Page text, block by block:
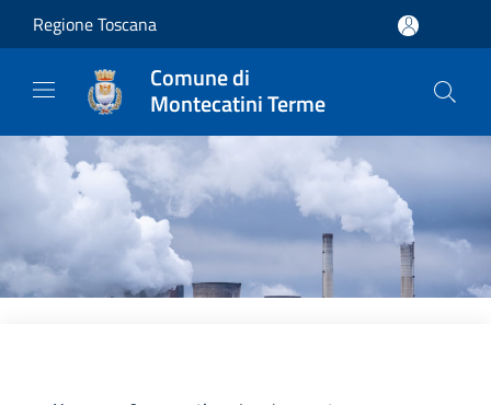
Salta al contenuto principale
Regione Toscana
Comune di
Montecatini Terme